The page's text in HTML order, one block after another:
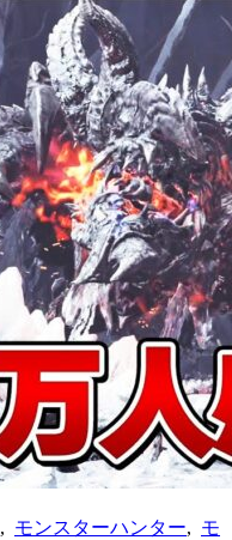
モンスターハンター
モ